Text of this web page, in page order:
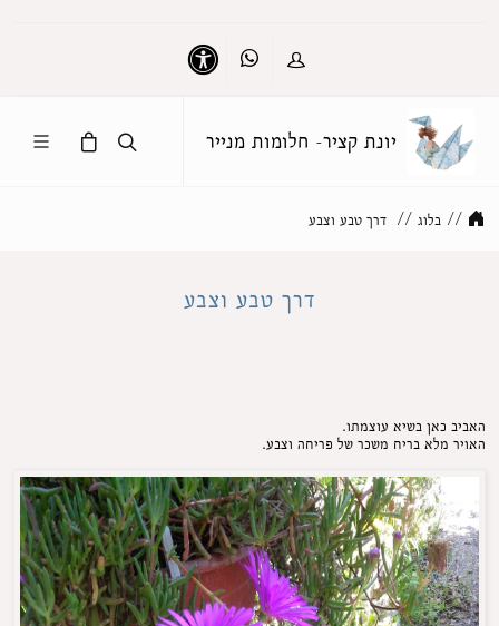
כניסה Whatsapp
יונת קציר- חלומות מנייר
// בלוג // דרך טבע וצבע
דרך טבע וצבע
האביב כאן בשיא עוצמתו.
האויר מלא בריח משכר של פריחה וצבע.